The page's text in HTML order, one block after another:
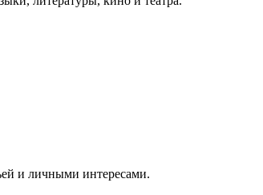
и личными интересами.